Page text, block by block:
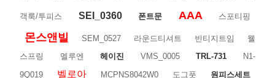
객룩/투피스 SEI_0360 폰트문 AAA 스포티핑
몬스앤빌 SEM_0527 라운드티셔트 빈티지트임
웰
스프링
멜루엔 헤이진 VMS_0005 TRL-731
N1-
9Q019
벨로아 MCPNS8042W0 도그풋
원피스세트